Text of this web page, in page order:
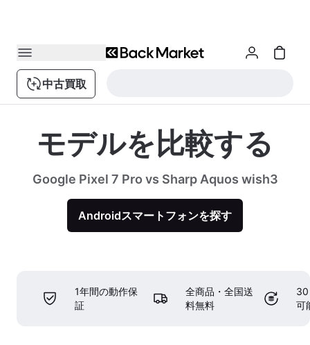
中古買取
モデルを比較する
Google Pixel 7 Pro vs Sharp Aquos wish3
Androidスマートフォンを探す
1年間の動作保
証
全商品・全国送
料無料
30
可